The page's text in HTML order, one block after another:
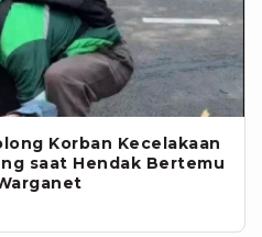
Korban Kecelakaan
saat Hendak Bertemu